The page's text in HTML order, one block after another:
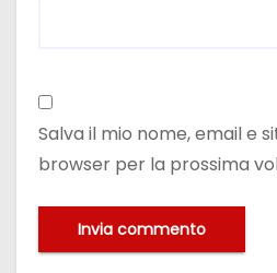
Salva il mio nome, email e
browser per la prossima